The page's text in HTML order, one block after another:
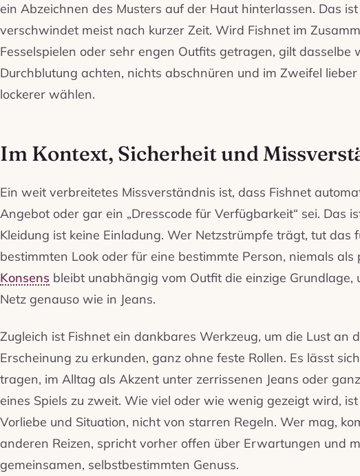
ein Abzeichnen des Musters auf der Haut hinterlassen. Das
verschwindet meist nach kurzer Zeit. Wird Fishnet im
Fesselspielen oder sehr engen Outfits getragen, gilt dasselbe
Durchblutung achten, nichts abschnüren und im Zweifel
lockerer wählen.
Im Kontext, Sicherheit und
Ein weit verbreitetes Missverständnis ist, dass Fishnet
Angebot oder gar ein „Dresscode für Verfügbarkeit“ sei. Das
Kleidung ist keine Einladung. Wer Netzstrümpfe trägt, tut das
bestimmten Look oder für eine bestimmte Person, niemals als
Konsens bleibt unabhängig vom Outfit die einzige Grundlage,
Netz genauso wie in Jeans.
Zugleich ist Fishnet ein dankbares Werkzeug, um die Lust an
Erscheinung zu erkunden, ganz ohne feste Rollen. Es lässt
tragen, im Alltag als Akzent unter zerrissenen Jeans oder
eines Spiels zu zweit. Wie viel oder wie wenig gezeigt wird,
Vorliebe und Situation, nicht von starren Regeln. Wer mag,
anderen Reizen, spricht vorher offen über Erwartungen und
gemeinsamen, selbstbestimmten Genuss.